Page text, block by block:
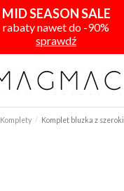
MID SEASON SALE
rabaty nawet do -90%
sprawdź
Komplety
Komplet bluzka z